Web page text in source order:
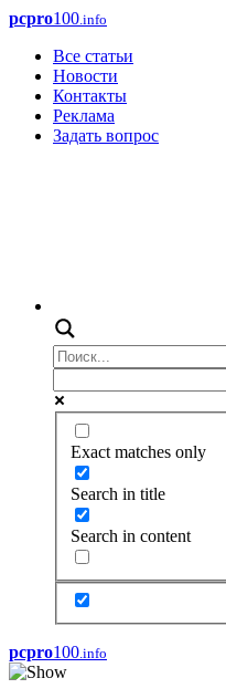
pcpro100.info
Все статьи
Новости
Контакты
Реклама
Задать вопрос
Exact matches only
Search in title
Search in content
pcpro100.info